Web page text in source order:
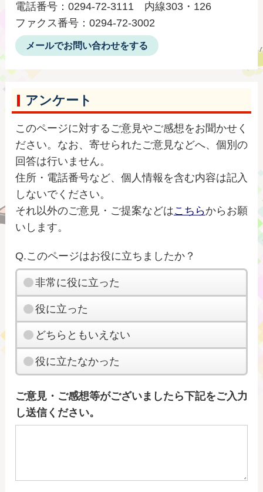
電話番号：0294‐72‐3111 内線303・126
ファクス番号：0294‐72‐3002
メールでお問い合わせをする
アンケート
このページに対するご意見やご感想をお聞かせく
ださい。なお、寄せられたご意見などへ、個別の
回答は行いません。
住所・電話番号など、個人情報を含む内容は記入
しないでください。
それ以外のご意見・ご提案などはこちらからお願
いします。
Q.このページはお役に立ちましたか？
非常に役に立った
役に立った
どちらともいえない
役に立たなかった
ご意見・ご感想等がございましたら下記をご入力
し送信ください。